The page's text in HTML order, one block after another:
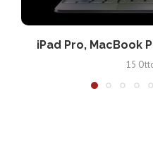
iPad Pro, MacBook
15